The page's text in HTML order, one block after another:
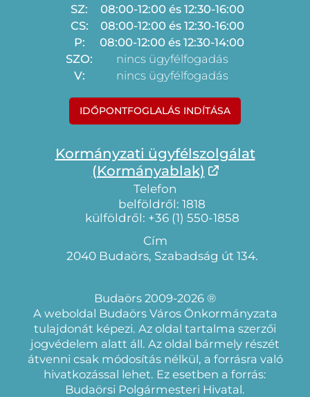
SZ:
08:00-12:00 és 12:30-16:00
CS:
08:00-12:00 és 12:30-16:00
P:
08:00-12:00 és 12:30-14:00
SZO:
nincs ügyfélfogadás
V:
nincs ügyfélfogadás
IDŐPONTFOGLALÁS INDÍTÁSA
Kormányzati ügyfélszolgálat
(Kormányablak)
Telefon
belföldről: 1818
külföldről: +36 (1) 550-1858
Cím
2040 Budaörs, Szabadság út 134.
Budaörs 2009-2026 ®
A weboldal Budaörs Város Önkormányzata
tulajdonát képezi. Az oldal tartalma szerzői
jogvédelem alatt áll. Az oldal bármely részét
átvenni csak módosítás nélkül, a forrásra való
hivatkozással lehet. Ez esetben a forrás:
Budaörsi Polgármesteri Hivatal.